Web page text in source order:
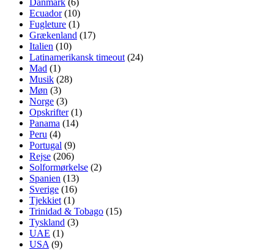
Ecuador(10)
Fugleture (1)
Grækenland (17)
Italien (10)
Latinamerikansk timeout (24)
Mad (1)
Musik (28)
Møn (3)
Norge (3)
Opskrifter(1)
Panama (14)
Peru (4)
Portugal (9)
Rejse (206)
Solformørkelse (2)
Spanien (13)
Sverige (16)
Tjekkiet (1)
Trinidad & Tobago (15)
Tyskland (3)
UAE (1)
USA (9)